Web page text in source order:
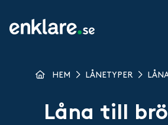
HEM LÅNETYPER
Låna till